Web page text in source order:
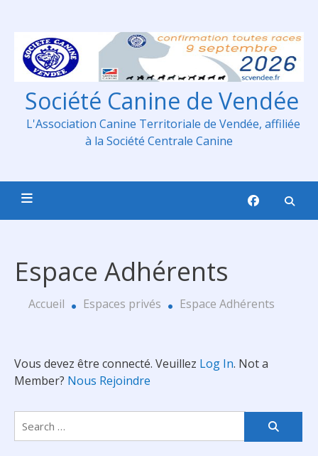
content
Société Canine de Vendée
L'Association Canine Territoriale de Vendée, affiliée
à la Société Centrale Canine
Espace Adhérents
Accueil Espaces privés Espace Adhérents
Vous devez être connecté. Veuillez Log In. Not a
Member? Nous Rejoindre
Search